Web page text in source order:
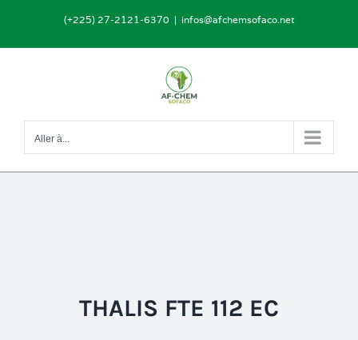
(+225) 27-2121-6370 | infos@afchemsofaco.net
Aller à...
THALIS FTE 112 EC